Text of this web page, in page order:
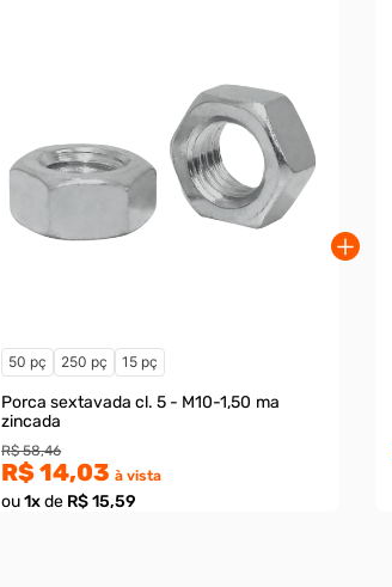
50 pç 250 pç 15 pç
Porca sextavada cl. 5 - M10-1,50 ma
zincada
R$ 58,46
R$ 14,03 à vista
ou1xde R$ 15,59